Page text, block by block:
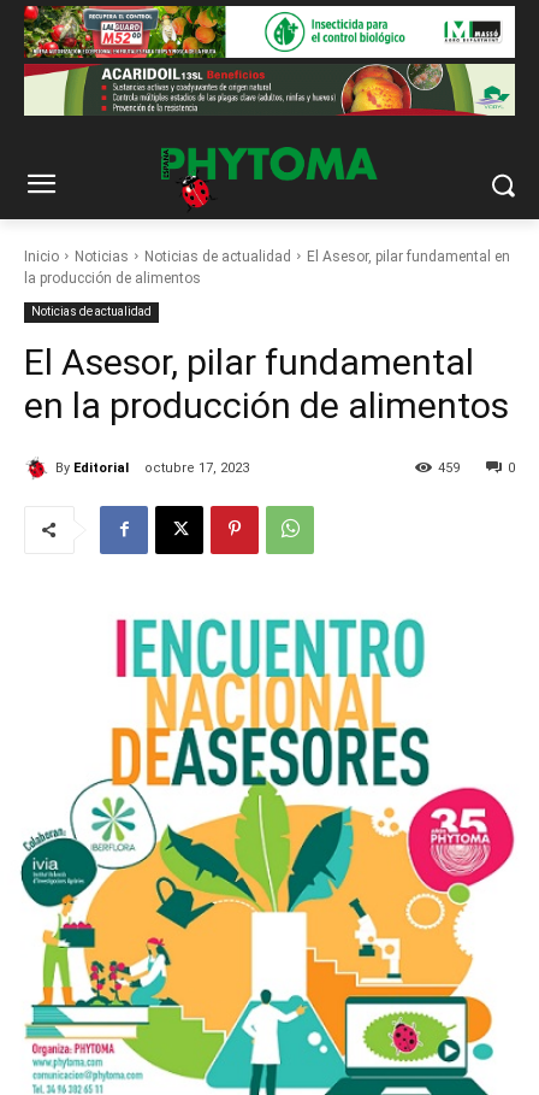
Inicio Noticias Noticias de actualidad
El Asesor, pilar fundamental en
la producción de alimentos
Noticias de actualidad
El Asesor, pilar fundamental
en la producción de alimentos
By Editorial octubre 17, 2023 0
459